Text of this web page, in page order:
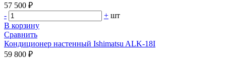
57 500 ₽
-
+ шт
В корзину
Сравнить
Кондиционер настенный Ishimatsu ALK-18I
59 800 ₽